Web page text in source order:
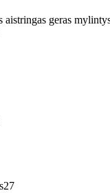
aistringas geras